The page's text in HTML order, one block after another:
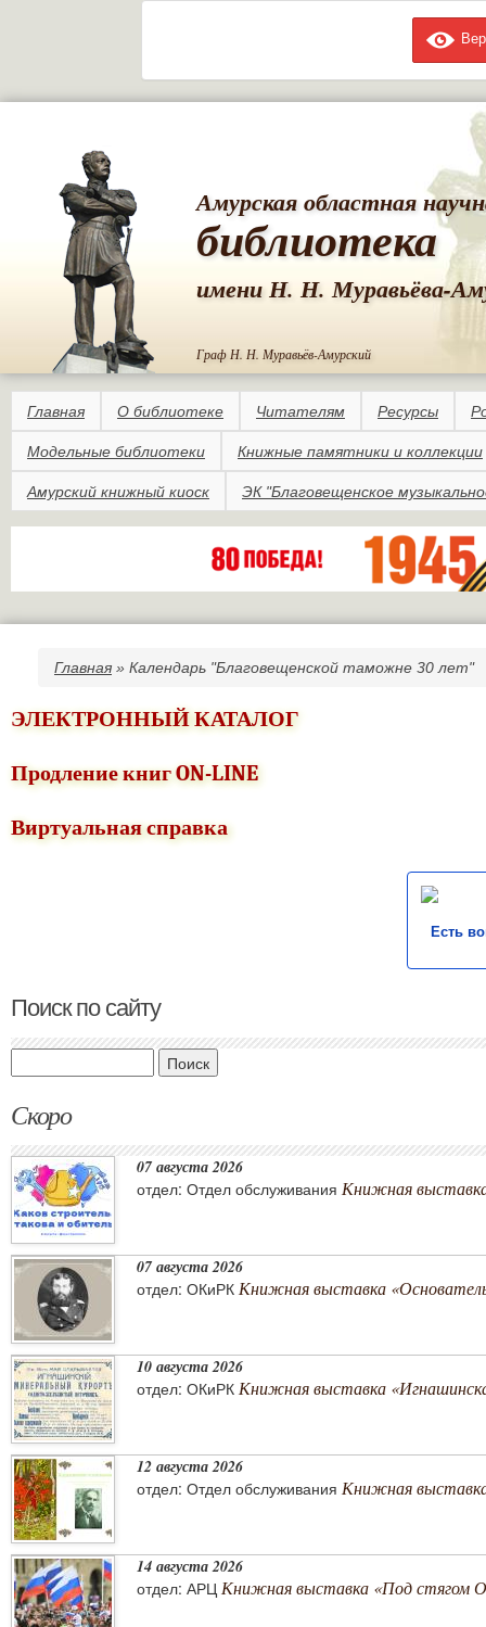
Амурская областная
библиотека
имени Н. Н. Муравьёва-
Граф Н. Н. Муравьёв-Амурский
Главная О библиотеке Читателям Ресурсы
Модельные библиотеки Книжные памятники и коллекции
Амурский книжный киоск ЭК "Благовещенское
Вы здесь
Главная » Календарь "Благовещенской таможне 30 лет"
ЭЛЕКТРОННЫЙ КАТАЛОГ
Продление книг ON-LINE
Виртуальная справка
Есть
Поиск по сайту
Скоро
07 августа 2026
отдел: Отдел обслуживания Книжная
07 августа 2026
отдел: ОКиРК Книжная выставка «Основатель
10 августа 2026
отдел: ОКиРК Книжная выставка
12 августа 2026
отдел: Отдел обслуживания Книжная
14 августа 2026
отдел: АРЦ Книжная выставка «Под стягом